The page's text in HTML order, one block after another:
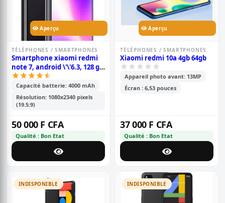
Aperçu
TÉLÉPHONES / SMARTPHONES
Smartphone xiaomi redmi
note 7, android \'\'6.3, 128 go
rom, 6 go ram, double
capteur photo 48+5 mp,
batterie de 4000mah;
snapdragon 630
Capacité batterie: 4000 mAh
Résolution: 1080x2340 pixels
(19.5:9)
50 000 F CFA
Qualité : Bon Etat
Aperçu
TÉLÉPHONES / SMARTPHONES
Xiaomi redmi 10a 4gb 64gb
Appareil photo avant: 13MP
Écran : 6,53 pouces
37 000 F CFA
Qualité : Bon Etat
INDISPONIBLE INDISPONIBLE